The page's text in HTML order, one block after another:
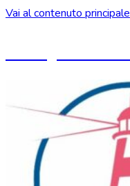
Vai al contenuto principale